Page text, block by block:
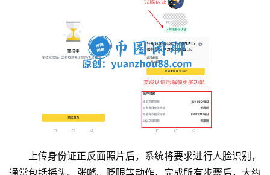
上传身份证正反面照片后，系统将要求进行人脸识别，
通常包括摇头、张嘴、眨眼等动作，完成所有步骤后，大约